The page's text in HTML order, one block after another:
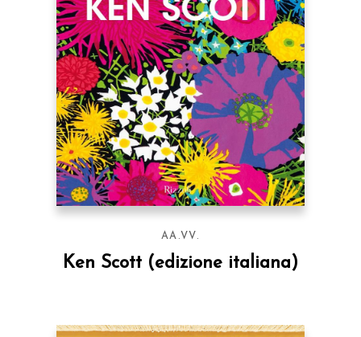
AA.VV.
Ken Scott (edizione italiana)